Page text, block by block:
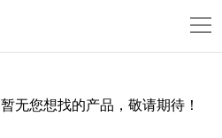
暂无您想找的产品，敬请期待！